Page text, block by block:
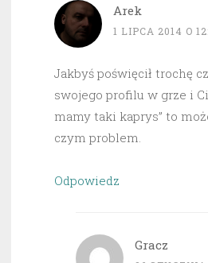
Arek
1 LIPCA 2014 O
Jakbyś poświęcił trochę
swojego profilu w grze i
mamy taki kaprys” to
czym problem.
Odpowiedz
Gracz